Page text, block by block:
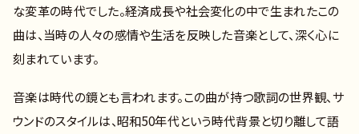
な変革の時代でした。経済成長や社会変化の中で生まれたこの
曲は、当時の人々の感情や生活を反映した音楽として、深く心に
刻まれています。
音楽は時代の鏡とも言われます。この曲が持つ歌詞の世界観、サ
ウンドのスタイルは、昭和50年代という時代背景と切り離して語